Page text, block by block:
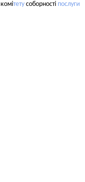
комітету соборності послуги